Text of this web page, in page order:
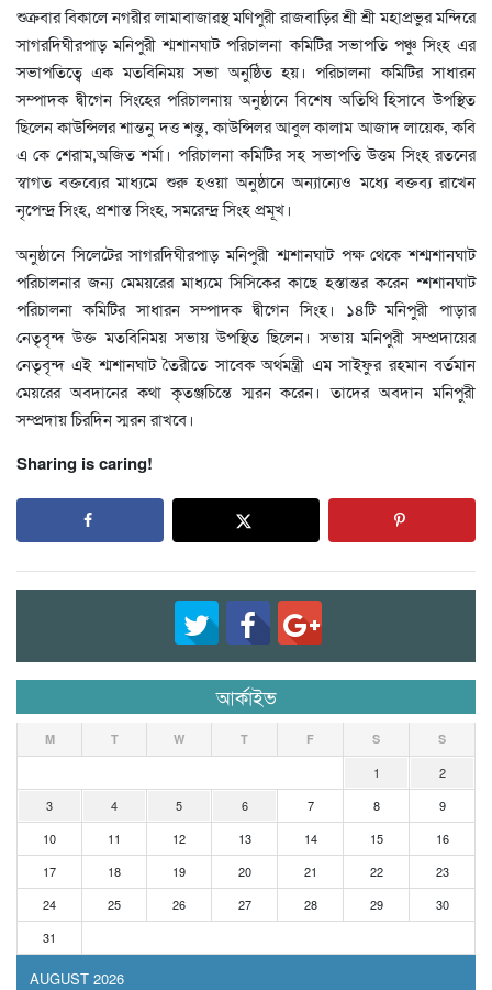
শুক্রবার বিকালে নগরীর লামাবাজারস্থ মণিপুরী রাজবাড়ির শ্রী শ্রী মহাপ্রভুর মন্দিরে
সাগরদিঘীরপাড় মনিপুরী শ্মশানঘাট পরিচালনা কমিটির সভাপতি পঞ্চু সিংহ এর
সভাপতিত্বে এক মতবিনিময় সভা অনুষ্ঠিত হয়। পরিচালনা কমিটির সাধারন
সম্পাদক দ্বীগেন সিংহের পরিচালনায় অনুষ্ঠানে বিশেষ অতিথি হিসাবে উপস্থিত
ছিলেন কাউন্সিলর শান্তনু দত্ত শন্তু, কাউন্সিলর আবুল কালাম আজাদ লায়েক, কবি
এ কে শেরাম,অজিত শর্মা। পরিচালনা কমিটির সহ সভাপতি উত্তম সিংহ রতনের
স্বাগত বক্তব্যের মাধ্যমে শুরু হওয়া অনুষ্ঠানে অন্যান্যেও মধ্যে বক্তব্য রাখেন
নৃপেন্দ্র সিংহ, প্রশান্ত সিংহ, সমরেন্দ্র সিংহ প্রমূখ।
অনুষ্ঠানে সিলেটের সাগরদিঘীরপাড় মনিপুরী শ্মশানঘাট পক্ষ থেকে শশ্মশানঘাট
পরিচালনার জন্য মেময়রের মাধ্যমে সিসিকের কাছে হস্তান্তর করেন শ্শশানঘাট
পরিচালনা কমিটির সাধারন সম্পাদক দ্বীগেন সিংহ। ১৪টি মনিপুরী পাড়ার
নেতৃবৃন্দ উক্ত মতবিনিময় সভায় উপস্থিত ছিলেন। সভায় মনিপুরী সম্প্রদায়ের
নেতৃবৃন্দ এই শ্মশানঘাট তৈরীতে সাবেক অর্থমন্ত্রী এম সাইফুর রহমান বর্তমান
মেয়রের অবদানের কথা কৃতঞ্জচিন্তে স্মরন করেন। তাদের অবদান মনিপুরী
সম্প্রদায় চিরদিন স্মরন রাখবে।
Sharing is caring!
আর্কাইভ
AUGUST 2026
M T W T F S S
1
2
3
4 5 6 7 8
9
10
11 12 13 14 15
16
17
18 19 20 21 22
23
24
25 26 27 28 29
30
31